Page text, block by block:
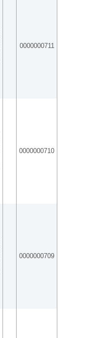
0000000711
0000000710
0000000709